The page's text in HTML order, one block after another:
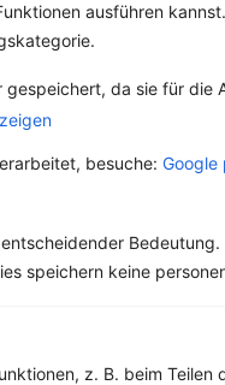
ausführen
gespeichert, da sie für die
besuche: Google
Bedeutung.
speichern keine
z. B. beim Teilen
Zitronen
oder
Zitronen mag, hat
Spruch „Sauer
lustig!“